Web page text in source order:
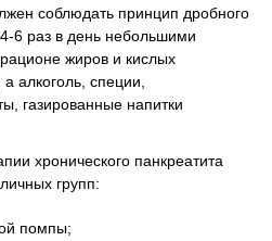
соблюдать принцип дробного
6 раз в день небольшими
жиров и кислых
алкоголь, специи,
газированные напитки
хронического панкреатита
групп:
помпы;